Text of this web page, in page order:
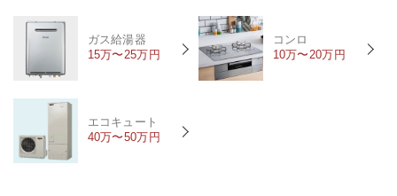
ガス給湯器
15万〜25万円
コンロ
10万〜20万円
エコキュート
40万〜50万円